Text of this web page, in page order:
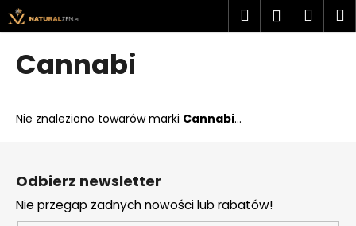
Przejść
do
treści
SzukajZaloguj
Cannabi
Nie znaleziono towarów marki Cannabi...
K
o
powrotem
powrotem
z
e
g
o
s
z
S
Odbierz newsletter
Nie przegap żadnych nowości lub rabatów!